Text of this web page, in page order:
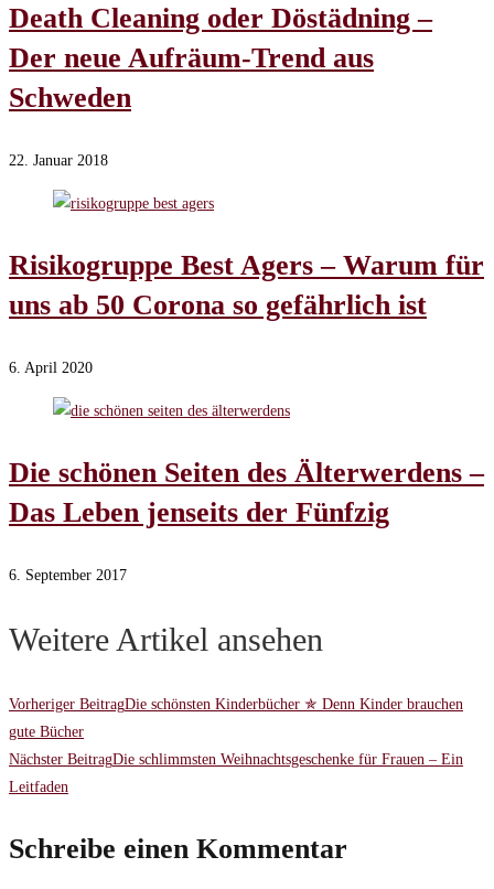
Death Cleaning oder Döstädning –
Der neue Aufräum-Trend aus
Schweden
22. Januar 2018
Risikogruppe Best Agers – Warum für
uns ab 50 Corona so gefährlich ist
6. April 2020
Die schönen Seiten des Älterwerdens –
Das Leben jenseits der Fünfzig
6. September 2017
Weitere Artikel ansehen
Vorheriger BeitragDie schönsten Kinderbücher ✯ Denn Kinder brauchen
gute Bücher
Nächster BeitragDie schlimmsten Weihnachtsgeschenke für Frauen – Ein
Leitfaden
Schreibe einen Kommentar